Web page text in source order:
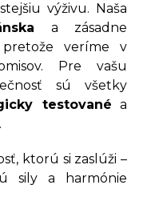
výživu. Naša
a zásadne
pretože veríme v
Pre vašu
sú všetky
testované a
ktorú si zaslúži –
sily a harmónie